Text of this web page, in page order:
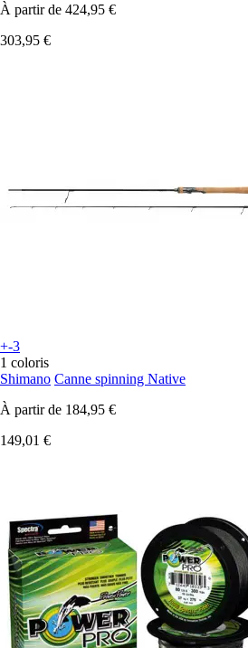
À partir de 424,95 €
303,95 €
+-3
1 coloris
Shimano Canne spinning Native
À partir de 184,95 €
149,01 €